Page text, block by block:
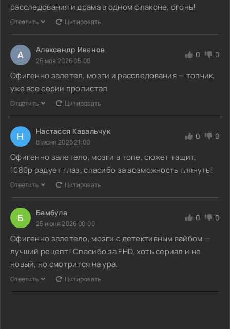
расследования и драма в одном флаконе, огонь!
Ответить Цитировать
А Александр Иванов
26 мая 2026 05:00
0 0
Офигенно залетел, мозги и расследования — топчик,
уже все серии пролистал
Ответить Цитировать
Н Настасся Кавальчук
8 июня 2026 21:00
0 0
Офигенно залетело, мозги в топе, сюжет тащит,
1080p радует глаз, спасибо за возможность глянуть!
Ответить Цитировать
Б Бамбула
25 июня 2026 00:00
0 0
Офигенно залетело, мозги с детективным вайбом —
лучший рецепт! Спасибо за FHD, хоть сериал и не
новый, но смотрится на ура.
Ответить Цитировать